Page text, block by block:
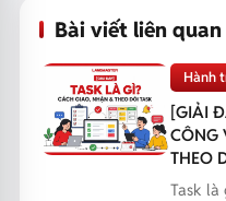
Bài viết liên quan
Hành
[GIẢI
CÔNG
THEO
Task là